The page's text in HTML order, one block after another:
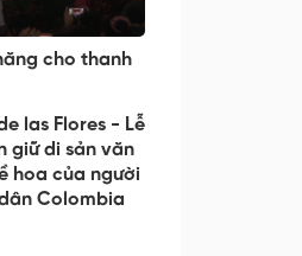
cho thanh
las Flores - Lễ
giữ di sản văn
hoa của người
Colombia